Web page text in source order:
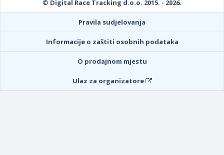
© Digital Race Tracking d.o.o. 2015. - 2026.
Pravila sudjelovanja
Informacije o zaštiti osobnih podataka
O prodajnom mjestu
Ulaz za organizatore